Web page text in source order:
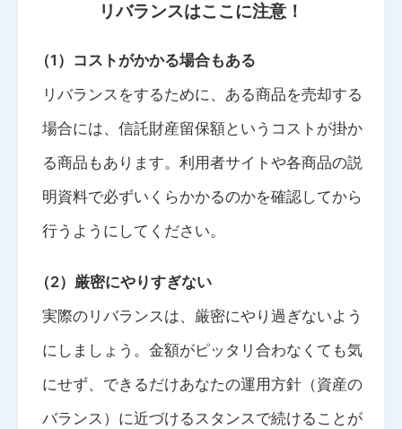
リバランスはここに注意！
（1）コストがかかる場合もある
リバランスをするために、ある商品を売却する
場合には、信託財産留保額というコストが掛か
る商品もあります。利用者サイトや各商品の説
明資料で必ずいくらかかるのかを確認してから
行うようにしてください。
（2）厳密にやりすぎない
実際のリバランスは、厳密にやり過ぎないよう
にしましょう。金額がピッタリ合わなくても気
にせず、できるだけあなたの運用方針（資産の
バランス）に近づけるスタンスで続けることが